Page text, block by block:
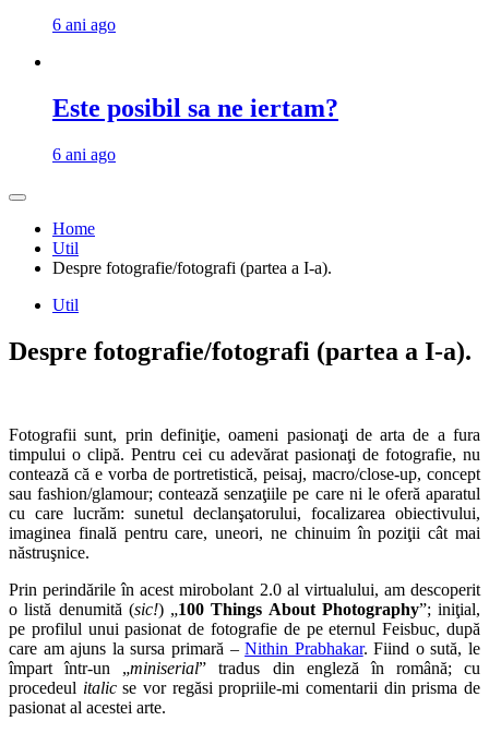
6 ani ago
Este posibil sa ne iertam?
6 ani ago
Home
Util
Despre fotografie/fotografi (partea a I-a).
Util
Despre fotografie/fotografi (partea a I-a).
Fotografii sunt, prin definiţie, oameni pasionaţi de arta de a fura
timpului o clipă. Pentru cei cu adevărat pasionaţi de fotografie, nu
contează că e vorba de portretistică, peisaj, macro/close-up, concept
sau fashion/glamour; contează senzaţiile pe care ni le oferă aparatul
cu care lucrăm: sunetul declanşatorului, focalizarea obiectivului,
imaginea finală pentru care, uneori, ne chinuim în poziţii cât mai
năstruşnice.
Prin perindările în acest mirobolant 2.0 al virtualului, am descoperit
o listă denumită (sic!) „100 Things About Photography”; iniţial,
pe profilul unui pasionat de fotografie de pe eternul Feisbuc, după
care am ajuns la sursa primară –Nithin Prabhakar. Fiind o sută, le
împart într-un „miniserial” tradus din engleză în română; cu
procedeul italicse vor regăsi propriile-mi comentarii din prisma de
pasionat al acestei arte.